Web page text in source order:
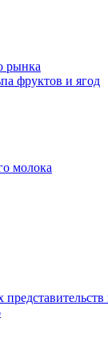
рынка
фруктов и ягод
молока